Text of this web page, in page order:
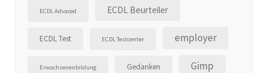
ECDL Advaced ECDL Beurteiler
ECDL Test ECDL Testcenter employer
Erwachsenenbildung Gedanken Gimp